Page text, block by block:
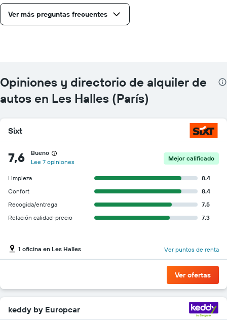
Ver más preguntas frecuentes
Opiniones y directorio de alquiler de
autos en Les Halles (París)
Sixt
7,6
Bueno
Lee 7 opiniones
Mejor calificado
Limpieza
8.4
Confort
8.4
Recogida/entrega
7.5
Relación calidad-precio
7.3
1 oficina en Les Halles Ver puntos de renta
Ver ofertas
keddy by Europcar